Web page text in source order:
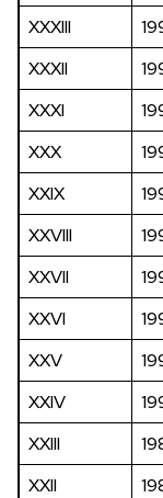
XXXIII
XXXII
XXXI
XXX
XXIX
XXVIII
XXVII
XXVI
XXV
XXIV
XXIII
XXII